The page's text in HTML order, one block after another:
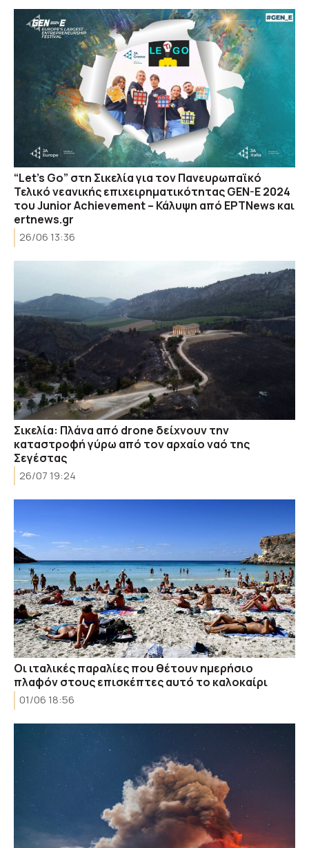
“Let’s Go” στη Σικελία για τον Πανευρωπαϊκό
Τελικό νεανικής επιχειρηματικότητας GEN-E 2024
του Junior Achievement – Κάλυψη από ΕΡΤNews και
ertnews.gr
26/06 13:36
Σικελία: Πλάνα από drone δείχνουν την
καταστροφή γύρω από τον αρχαίο ναό της
Σεγέστας
26/07 19:24
Οι ιταλικές παραλίες που θέτουν ημερήσιο
πλαφόν στους επισκέπτες αυτό το καλοκαίρι
01/06 18:56